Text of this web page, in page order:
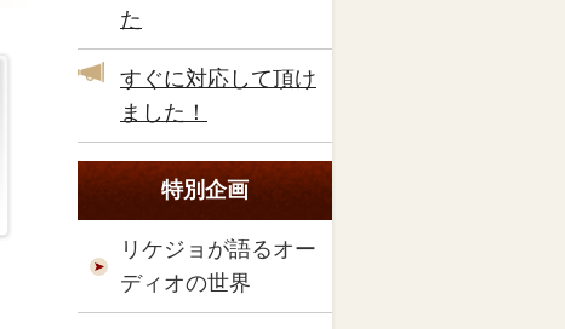
た
すぐに対応して頂け
ました！
特別企画
リケジョが語るオー
ディオの世界